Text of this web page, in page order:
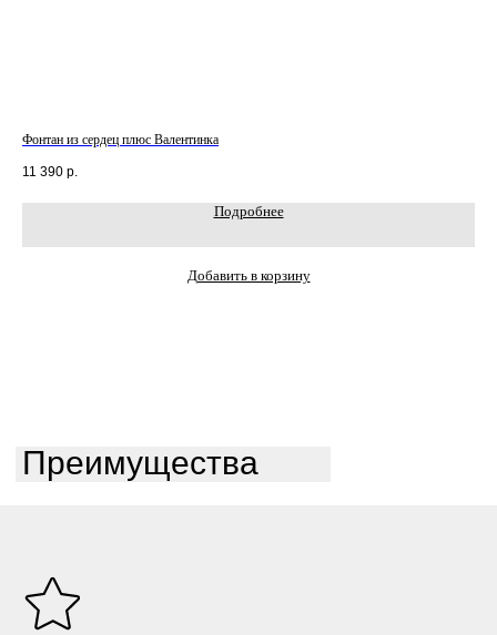
Фонтан из сердец плюс Валентинка
11 390 р.
Подробнее
Добавить в корзину
Преимущества